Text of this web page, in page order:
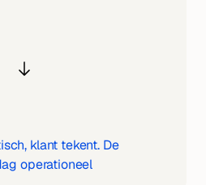
klant tekent. De
operationeel